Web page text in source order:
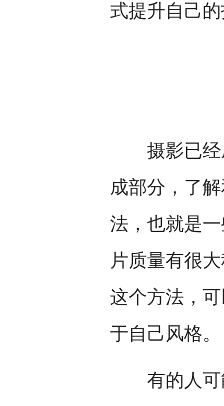
式提升自己
摄影已经
成部分，了
法，也就是
片质量有很
这个方法，
于自己风格。
有的人可